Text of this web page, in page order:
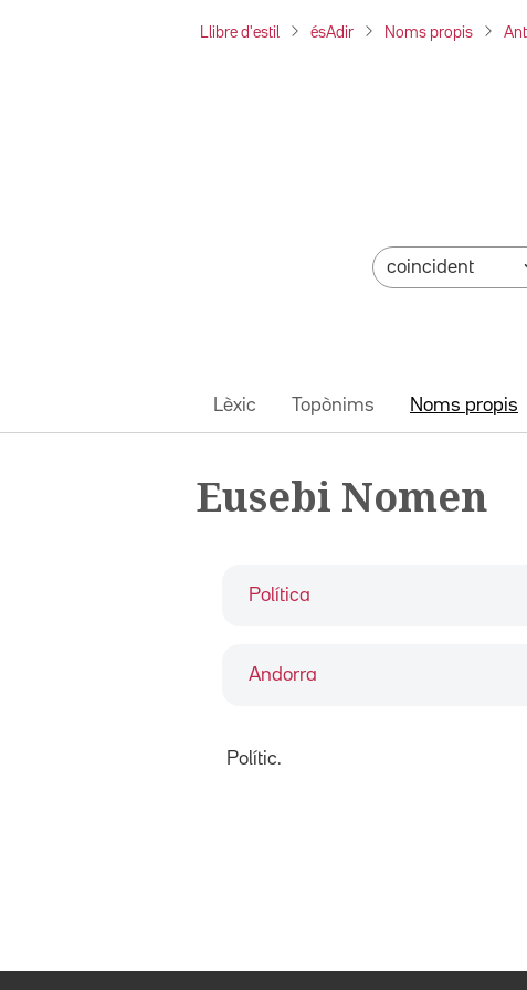
Llibre d'estil ésAdir Noms propis
Lèxic Topònims Noms propis
Eusebi Nomen
Política
Andorra
Polític.